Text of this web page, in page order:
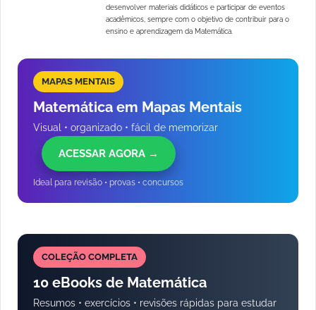
desenvolver materiais didáticos e participar de eventos
acadêmicos, sempre com o objetivo de contribuir para o
ensino e aprendizagem da Matemática.
MAPAS MENTAIS
Matemática em Mapas Mentais
Visual • organizado • fácil de memorizar
ACESSAR AGORA →
Ideal para revisão • provas • concursos
COLEÇÃO COMPLETA
10 eBooks de Matemática
Resumos • exercícios • revisões rápidas para estudar